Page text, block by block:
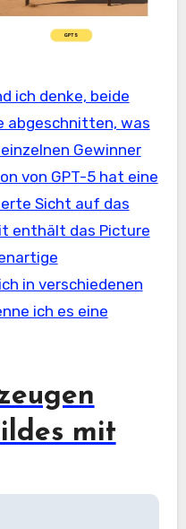
ich denke, beide
abgeschnitten, was
Gewinner
von GPT-5 hat eine
Sicht auf das
enthält das Picture
in verschiedenen
ich es eine
mit